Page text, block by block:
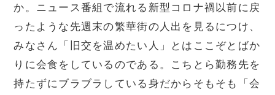
か。ニュース番組で流れる新型コロナ禍以前に戻
ったような先週末の繁華街の人出を見るにつけ、
みなさん「旧交を温めたい人」とはここぞとばか
りに会食をしているのである。こちとら勤務先を
持たずにブラブラしている身だからそもそも「会